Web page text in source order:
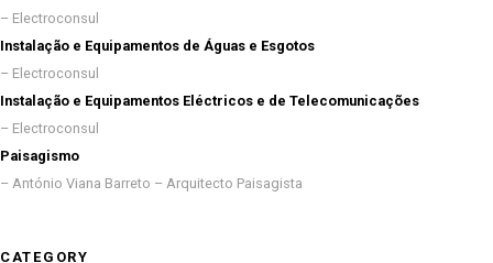
– Electroconsul
Instalação e Equipamentos de Águas e Esgotos
– Electroconsul
Instalação e Equipamentos Eléctricos e de Telecomunicações
– Electroconsul
Paisagismo
– António Viana Barreto – Arquitecto Paisagista
CATEGORY